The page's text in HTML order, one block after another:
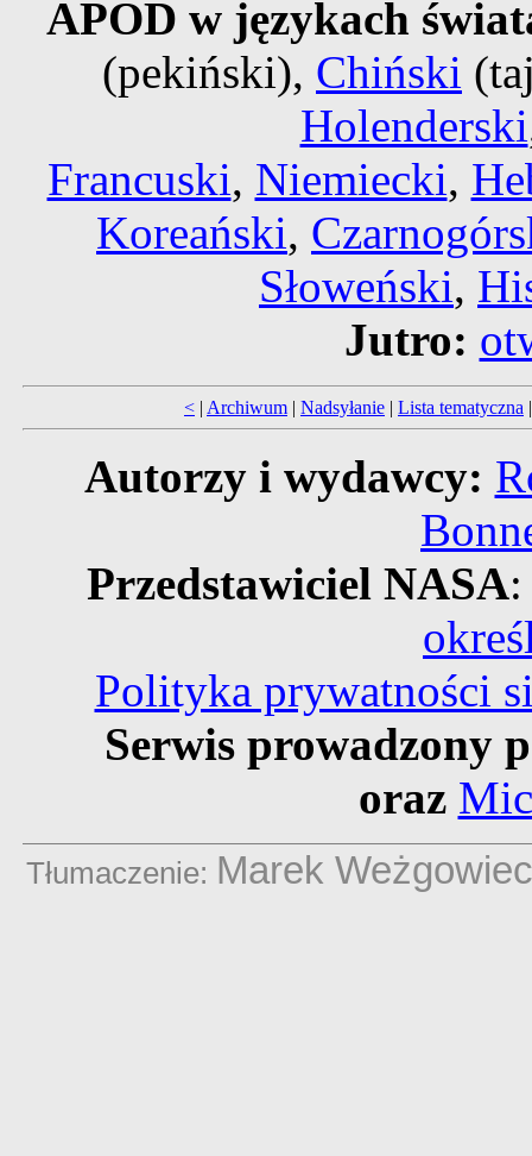
APOD w językach
(pekiński), Chiński
Holenderski
Francuski, Niemiecki,
Koreański,
Słoweński,
Jutro:
< | Archiwum | Nadsyłanie | Lista tematyczna
Autorzy i wydawcy:
Przedstawiciel NASA
Polityka prywatności
Serwis prowadzony
oraz
Tłumaczenie: Marek Weżgowiec